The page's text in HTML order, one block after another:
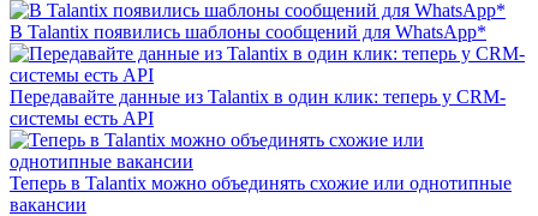
В Talantix появились шаблоны сообщений для WhatsApp*
Передавайте данные из Talantix в один клик: теперь у CRM-
системы есть API
Теперь в Talantix можно объединять схожие или однотипные
вакансии